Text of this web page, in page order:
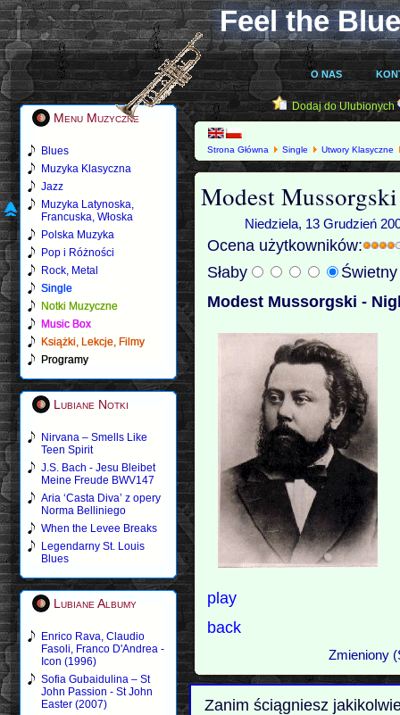
Feel the
O NAS
Menu Muzyczne
Blues
Muzyka Klasyczna
Jazz
Muzyka Latynoska,
Francuska, Włoska
Polska Muzyka
Pop i Różności
Rock, Metal
Single
Notki Muzyczne
Music Box
Książki, Lekcje, Filmy
Programy
Lubiane Notki
Nirvana – Smells Like
Teen Spirit
J.S. Bach - Jesu Bleibet
Meine Freude BWV147
Aria ‘Casta Diva’ z opery
Norma Belliniego
When the Levee Breaks
Legendarny St. Louis
Blues
Lubiane Albumy
Enrico Rava, Claudio
Fasoli, Franco D'Andrea -
Icon (1996)
Sofia Gubaidulina – St
John Passion - St John
Easter (2007)
Dodaj do Ulubionych
Strona Główna Single Utwory Klasyczne
Modest
Niedziela, 13 Grudzień
Ocena użytkowników:
Słaby
Modest Mussorgski -
play
back
Zmieniony
Zanim ściągniesz